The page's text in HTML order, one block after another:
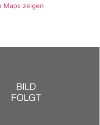
Maps zeigen